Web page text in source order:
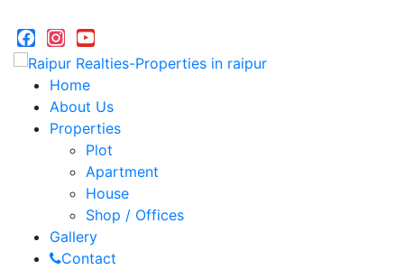
facebook
instagram
youtube
Home
About Us
Properties
Plot
Apartment
House
Shop / Offices
Gallery
Contact